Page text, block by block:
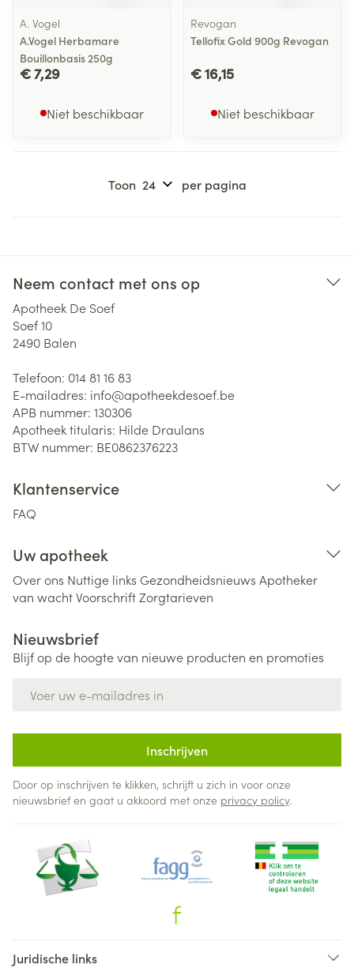
A. Vogel
A.Vogel Herbamare
Bouillonbasis 250g
€ 7,29
Niet beschikbaar
Revogan
Tellofix Gold 900g Revogan
€ 16,15
Niet beschikbaar
Toon per pagina
Neem contact met ons op
Apotheek De Soef
Soef 10
2490 Balen
Telefoon: 014 81 16 83
E-mailadres: info@apotheekdesoef.be
APB nummer: 130306
Apotheek titularis: Hilde Draulans
BTW nummer: BE0862376223
Klantenservice
FAQ
Uw apotheek
Over ons Nuttige links Gezondheidsnieuws Apotheker
van wachtVoorschriftZorgtarieven
Nieuwsbrief
Blijf op de hoogte van nieuwe producten en promoties
Inschrijven
Door op inschrijven te klikken, schrijft u zich in voor onze
nieuwsbrief en gaat u akkoord met onze privacy policy.
Juridische links